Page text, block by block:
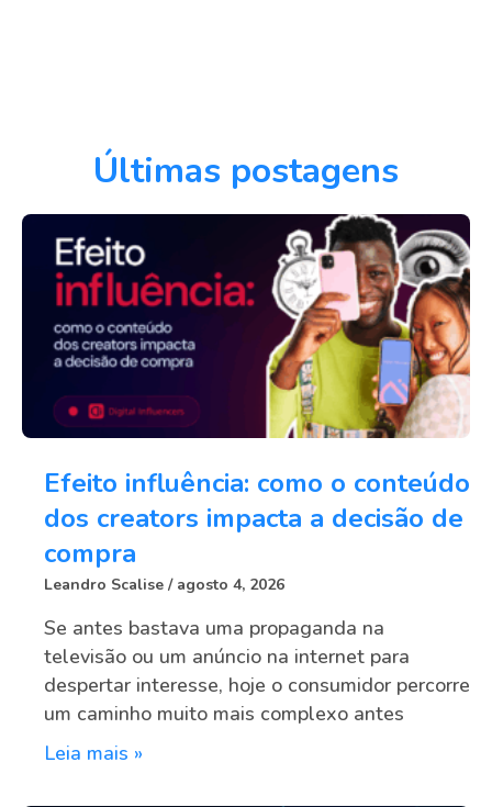
Últimas postagens
Efeito influência: como o conteúdo
dos creators impacta a decisão de
compra
Leandro Scalise agosto 4, 2026
Se antes bastava uma propaganda na
televisão ou um anúncio na internet para
despertar interesse, hoje o consumidor percorre
um caminho muito mais complexo antes
Leia mais »